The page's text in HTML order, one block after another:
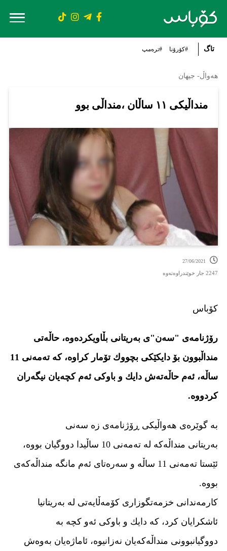
تاگ #کۆرۆنا #ترەمپ
هەواڵ- جیهان
منداڵیکی ١١ ساڵان ،منداڵی بوو
2247 جار خوێندراوەتەوە
کۆباس
رۆژنامه‌ی "سه‌ن"ی به‌ریتانی بڵاویكرده‌وه‌، حاڵه‌تی
منداڵبوون بۆ دایكێكی بچووك تۆمار كراوه‌، كه‌ ته‌مه‌نی 11
ساڵه، ئه‌م حاڵه‌ته‌ش دایك و باوكی ئه‌م كچه‌یان نیگه‌ران
كردووه‌.
بە گوێرەی هەواڵیکی ڕۆژنامەی زە سەنی
بەریتانی منداڵه‌كه‌ له‌ ته‌مه‌نی 10 ساڵیدا دووگیان بووه‌،
ئێستا ته‌مه‌نی 11 ساڵه‌ و سه‌ره‌تای ئه‌م مانگه‌ منداڵه‌كه‌ی
بووه‌.
كارمه‌ندانی خزمه‌تگوزاری كۆمه‌ڵایه‌تی له‌ به‌ریتانیا
ئاشكرایان كرد، كه‌ دایك و باوكی ئه‌و كچه‌ به‌
دووگیانبوونی منداڵه‌‌كه‌یان نه‌زانیوه‌، ئاماژه‌یان به‌وه‌ش